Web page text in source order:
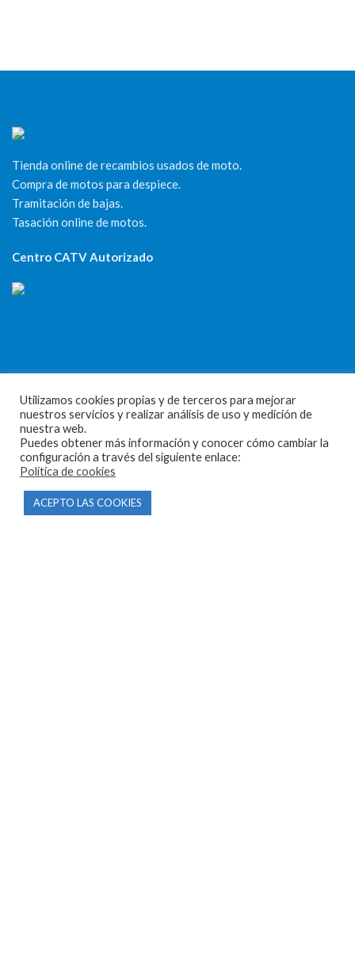
Tienda online de recambios usados de moto.
Compra de motos para despiece.
Tramitación de bajas.
Tasación online de motos.
Centro CATV Autorizado
Parque Empresarial Las Condas , Nave 1
05440 Piedralaves-Ávila
603 57 44 50
info@motorecambiosfldelhierro.com
Utilizamos cookies propias y de terceros para mejorar
nuestros servicios y realizar análisis de uso y medición de
nuestra web.
Puedes obtener más información y conocer cómo cambiar la
configuración a través del siguiente enlace:
Política de cookies
ACEPTO LAS COOKIES